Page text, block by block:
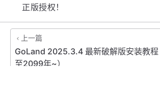
正版授权！
上一篇
GoLand 2025.3.4 最新破解版安装教程
至2099年~）